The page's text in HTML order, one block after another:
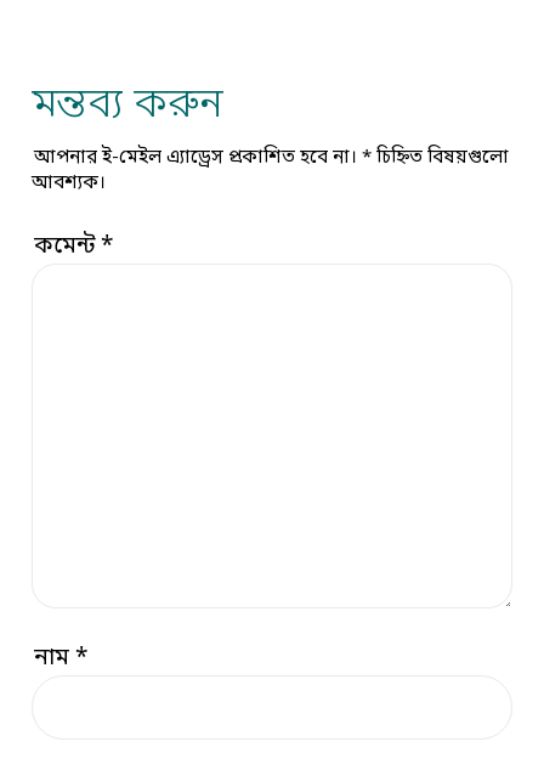
মন্তব্য করুন
আপনার ই-মেইল এ্যাড্রেস প্রকাশিত হবে না। *চিহ্নিত বিষয়গুলো
আবশ্যক।
কমেন্ট*
নাম*